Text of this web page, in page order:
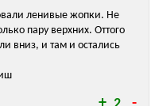
ленивые жопки. Не
пару верхних. Оттого
вниз, и там и остались